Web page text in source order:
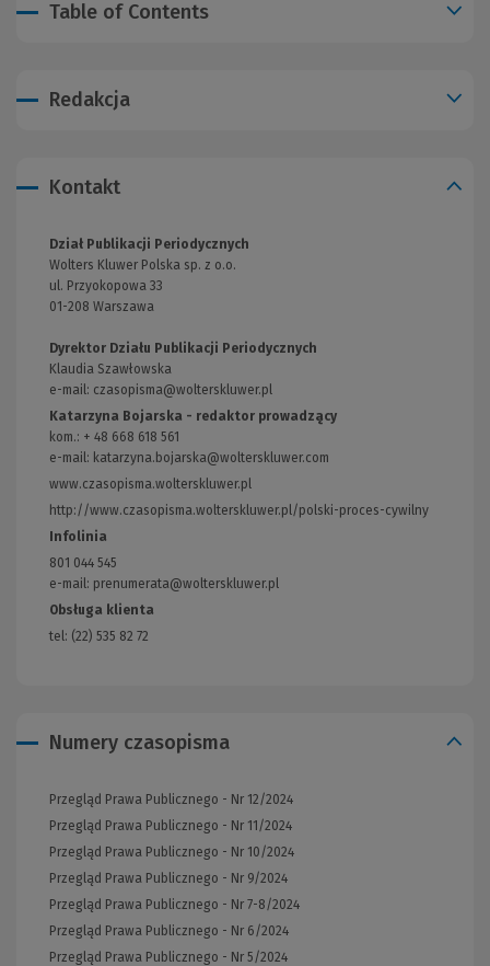
Table of Contents
Redakcja
Kontakt
Dział Publikacji Periodycznych
Wolters Kluwer Polska sp. z o.o.
ul. Przyokopowa 33
01-208 Warszawa
Dyrektor Działu Publikacji Periodycznych
Klaudia Szawłowska
e-mail: czasopisma@wolterskluwer.pl
Katarzyna Bojarska - redaktor prowadzący
kom.: + 48 668 618 561
e-mail: katarzyna.bojarska@wolterskluwer.com
www.czasopisma.wolterskluwer.pl
do
http://www.czasopisma.wolterskluwer.pl/polski-proces-cywilny
Infolinia
801 044 545
e-mail: prenumerata@wolterskluwer.pl
Obsługa klienta
tel: (22) 535 82 72
Numery czasopisma
Przegląd Prawa Publicznego - Nr 12/2024
Przegląd Prawa Publicznego - Nr 11/2024
Przegląd Prawa Publicznego - Nr 10/2024
Przegląd Prawa Publicznego - Nr 9/2024
Przegląd Prawa Publicznego - Nr 7-8/2024
Przegląd Prawa Publicznego - Nr 6/2024
Przegląd Prawa Publicznego - Nr 5/2024